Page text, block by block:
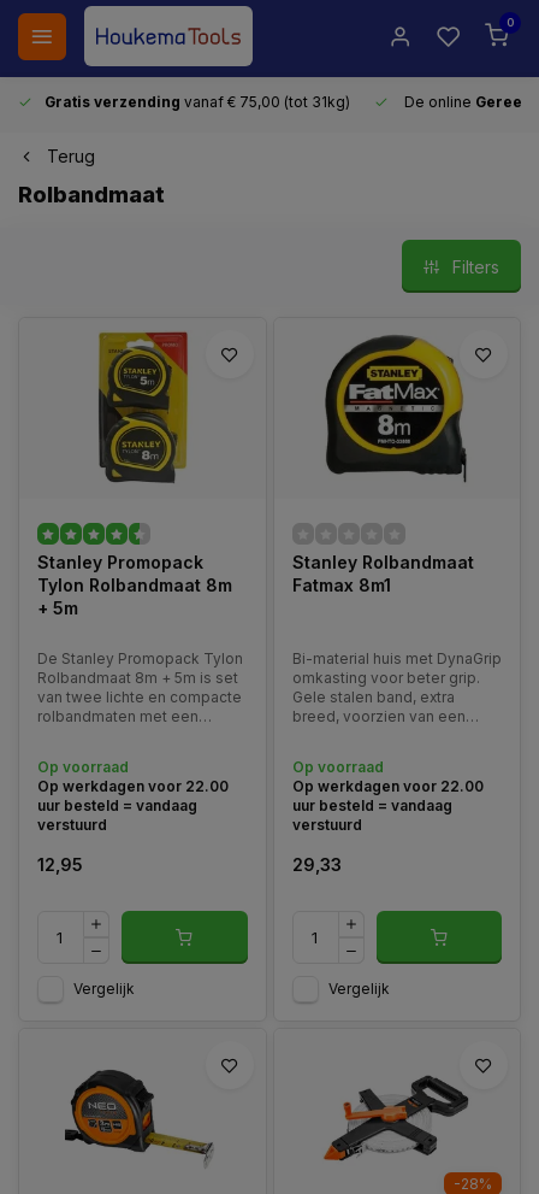
0
Gratis verzending vanaf € 75,00 (tot 31kg) De online
Terug
Rolbandmaat
Filters
Stanley Promopack
Tylon Rolbandmaat 8m
+ 5m
De Stanley Promopack Tylon
Rolbandmaat 8m + 5m is set
van twee lichte en compacte
rolbandmaten met een
maximaal comfort tijdens het
gebruik.
Op voorraad
Op werkdagen voor 22.00
uur besteld = vandaag
verstuurd
12,95
Vergelijk
Stanley Rolbandmaat
Fatmax 8m1
Bi-material huis met DynaGrip
omkasting voor beter grip.
Gele stalen band, extra
breed, voorzien van een
automatische bandterugloop,
bandblokkeerknop en
broekklem.
Op voorraad
Op werkdagen voor 22.00
uur besteld = vandaag
verstuurd
29,33
Vergelijk
-28%